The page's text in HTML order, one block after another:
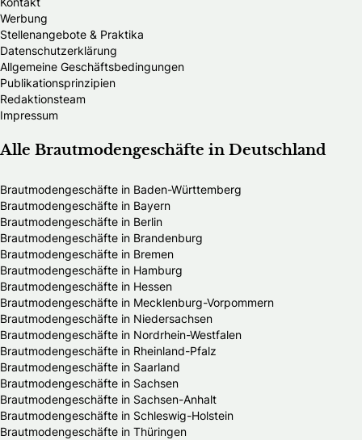
Werbung
Stellenangebote & Praktika
Datenschutzerklärung
Allgemeine Geschäftsbedingungen
Publikationsprinzipien
Redaktionsteam
Impressum
Alle Brautmodengeschäfte in Deutschland
Brautmodengeschäfte in Baden-Württemberg
Brautmodengeschäfte in Bayern
Brautmodengeschäfte in Berlin
Brautmodengeschäfte in Brandenburg
Brautmodengeschäfte in Bremen
Brautmodengeschäfte in Hamburg
Brautmodengeschäfte in Hessen
Brautmodengeschäfte in Mecklenburg-Vorpommern
Brautmodengeschäfte in Niedersachsen
Brautmodengeschäfte in Nordrhein-Westfalen
Brautmodengeschäfte in Rheinland-Pfalz
Brautmodengeschäfte in Saarland
Brautmodengeschäfte in Sachsen
Brautmodengeschäfte in Sachsen-Anhalt
Brautmodengeschäfte in Schleswig-Holstein
Brautmodengeschäfte in Thüringen